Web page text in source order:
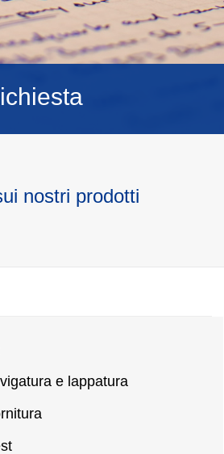
TÜRKÇE
MAGYAR
NEDERLANDS
nostri prodotti
e lappatura